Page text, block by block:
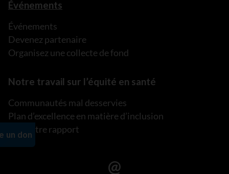
Événements
Événements
Devenez partenaire
Organisez une collecte de fond
Notre travail sur l’équité en santé
Communautés mal desservies
Plan d’excellence en matière d’inclusion
Lire notre rapport